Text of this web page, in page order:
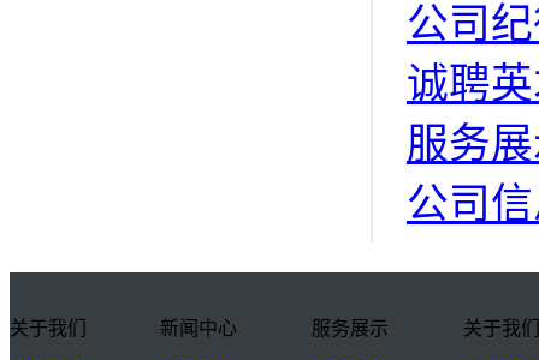
公司
诚聘
服务
公司
关于我们 新闻中心 服务展示 关于我们